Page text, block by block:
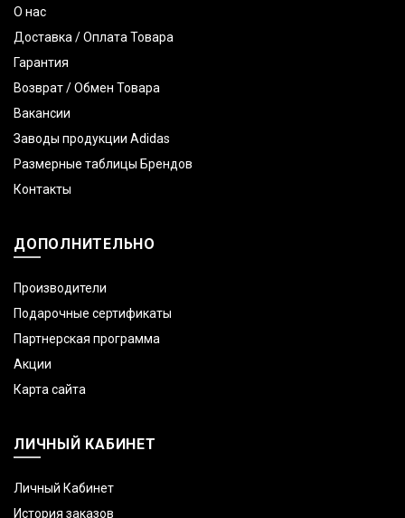
О нас
Доставка / Оплата Товара
Гарантия
Возврат / Обмен Товара
Вакансии
Заводы продукции Adidas
Размерные таблицы Брендов
Контакты
ДОПОЛНИТЕЛЬНО
Производители
Подарочные сертификаты
Партнерская программа
Акции
Карта сайта
ЛИЧНЫЙ КАБИНЕТ
Личный Кабинет
История заказов